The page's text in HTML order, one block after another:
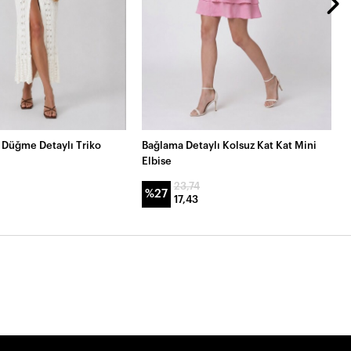
Detaylı Triko
Bağlama Detaylı Kolsuz Kat Kat Mini
Elbise
%27
23,74
17,43